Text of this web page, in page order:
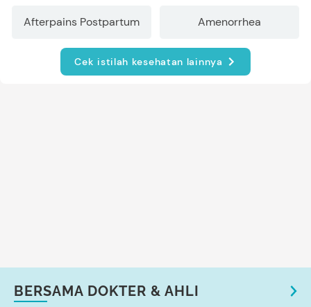
Afterpains Postpartum Amenorrhea
Cek istilah kesehatan lainnya
BERSAMA DOKTER & AHLI